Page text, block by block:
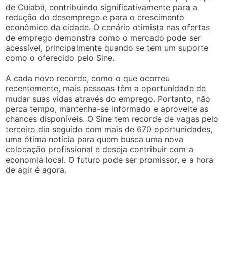
de Cuiabá, contribuindo significativamente para a
redução do desemprego e para o crescimento
econômico da cidade. O cenário otimista nas ofertas
de emprego demonstra como o mercado pode ser
acessível, principalmente quando se tem um suporte
como o oferecido pelo Sine.
A cada novo recorde, como o que ocorreu
recentemente, mais pessoas têm a oportunidade de
mudar suas vidas através do emprego. Portanto, não
perca tempo, mantenha-se informado e aproveite as
chances disponíveis. O Sine tem recorde de vagas pelo
terceiro dia seguido com mais de 670 oportunidades,
uma ótima notícia para quem busca uma nova
colocação profissional e deseja contribuir com a
economia local. O futuro pode ser promissor, e a hora
de agir é agora.